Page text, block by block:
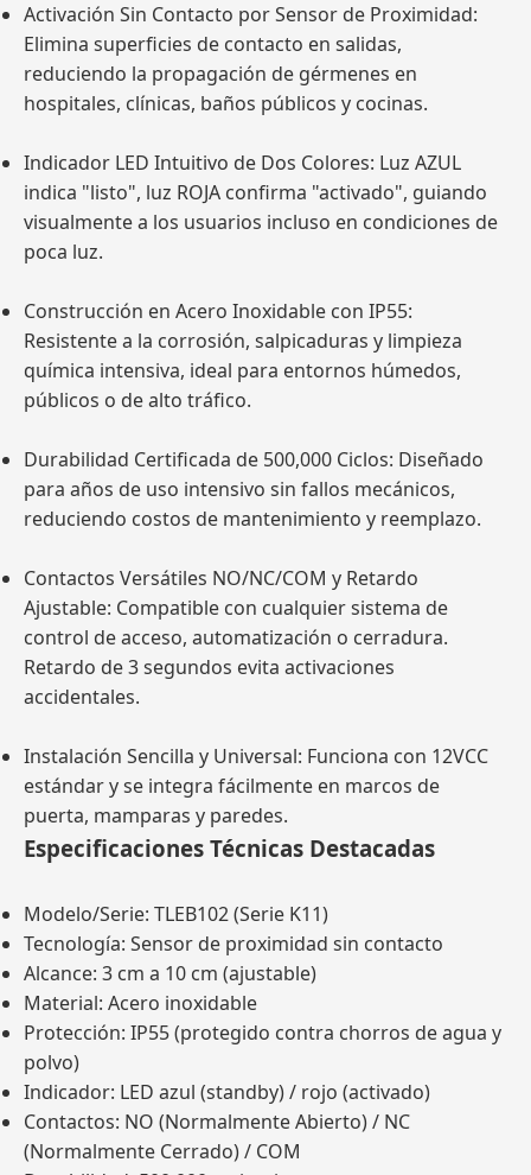
Activación Sin Contacto por Sensor de Proximidad:
Elimina superficies de contacto en salidas,
reduciendo la propagación de gérmenes en
hospitales, clínicas, baños públicos y cocinas.
Indicador LED Intuitivo de Dos Colores: Luz AZUL
indica "listo", luz ROJA confirma "activado", guiando
visualmente a los usuarios incluso en condiciones de
poca luz.
Construcción en Acero Inoxidable con IP55:
Resistente a la corrosión, salpicaduras y limpieza
química intensiva, ideal para entornos húmedos,
públicos o de alto tráfico.
Durabilidad Certificada de 500,000 Ciclos: Diseñado
para años de uso intensivo sin fallos mecánicos,
reduciendo costos de mantenimiento y reemplazo.
Contactos Versátiles NO/NC/COM y Retardo
Ajustable: Compatible con cualquier sistema de
control de acceso, automatización o cerradura.
Retardo de 3 segundos evita activaciones
accidentales.
Instalación Sencilla y Universal: Funciona con 12VCC
estándar y se integra fácilmente en marcos de
puerta, mamparas y paredes.
Especificaciones Técnicas Destacadas
Modelo/Serie: TLEB102 (Serie K11)
Tecnología: Sensor de proximidad sin contacto
Alcance: 3 cm a 10 cm (ajustable)
Material: Acero inoxidable
Protección: IP55 (protegido contra chorros de agua y
polvo)
Indicador: LED azul (standby) / rojo (activado)
Contactos: NO (Normalmente Abierto) / NC
(Normalmente Cerrado) / COM